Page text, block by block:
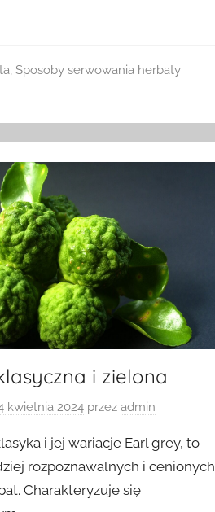
, Sposoby serwowania herbaty
i zielona
kwietnia 2024 przez admin
i jej wariacje Earl grey, to
rozpoznawalnych i cenionych
Charakteryzuje się